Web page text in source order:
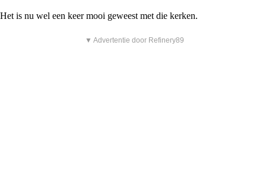
Het is nu wel een keer mooi geweest met die kerken.
▼ Advertentie door Refinery89